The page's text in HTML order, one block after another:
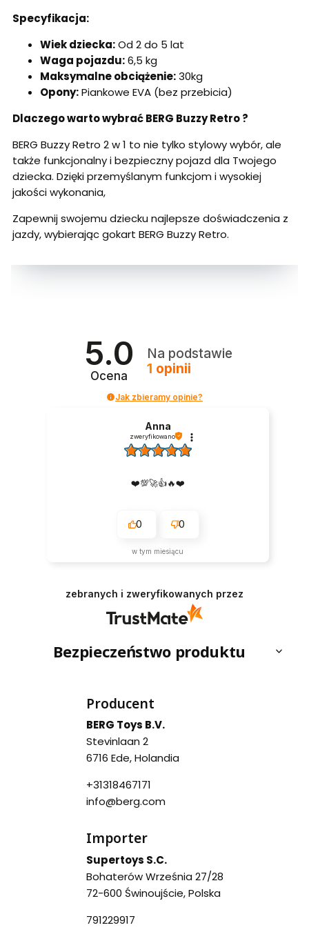
Specyfikacja:
Wiek dziecka:Od 2 do 5 lat
Waga pojazdu:6,5 kg
Maksymalne obciążenie:30kg
Opony:Piankowe EVA (bez przebicia)
Dlaczego warto wybrać BERG Buzzy Retro ?
BERG Buzzy Retro 2 w 1 to nie tylko stylowy wybór, ale
także funkcjonalny i bezpieczny pojazd dla Twojego
dziecka. Dzięki przemyślanym funkcjom i wysokiej
jakości wykonania,
Zapewnij swojemu dziecku najlepsze doświadczenia z
jazdy, wybierając gokart BERG Buzzy Retro.
5.0
Ocena
Na podstawie
1 opinii
Jak zbieramy opinie?
Anna
zweryfikowano
❤️💯🚀👍️🔥❤️
0 0
w tym miesiącu
zebranych i zweryfikowanych przez
Bezpieczeństwo produktu
Producent
BERG Toys B.V.
Stevinlaan 2
6716 Ede, Holandia
+31318467171
info@berg.com
Importer
Supertoys S.C.
Bohaterów Września 27/28
72-600 Świnoujście, Polska
791229917